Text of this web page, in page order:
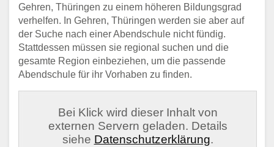
Gehren, Thüringen zu einem höheren Bildungsgrad
verhelfen. In Gehren, Thüringen werden sie aber auf
der Suche nach einer Abendschule nicht fündig.
Stattdessen müssen sie regional suchen und die
gesamte Region einbeziehen, um die passende
Abendschule für ihr Vorhaben zu finden.
Bei Klick wird dieser Inhalt von
externen Servern geladen. Details
siehe Datenschutzerklärung.